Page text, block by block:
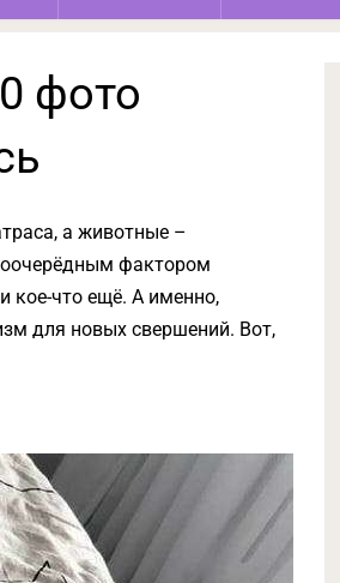
фото
а животные –
фактором
кое-что ещё. А именно,
для новых свершений. Вот,